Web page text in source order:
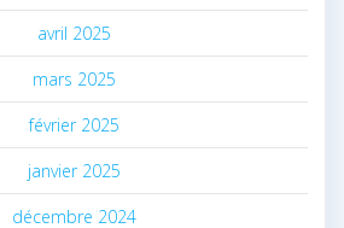
avril 2025
mars 2025
février 2025
janvier 2025
décembre 2024